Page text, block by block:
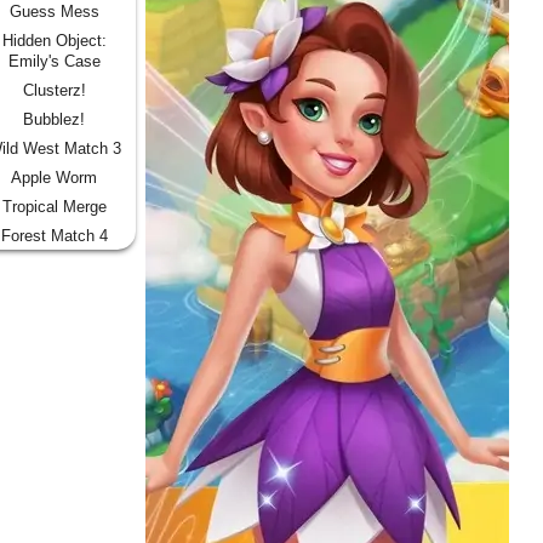
Guess Mess
Hidden Object:
Emily's Case
Clusterz!
Bubblez!
West Match 3
Apple Worm
Tropical Merge
Forest Match 4